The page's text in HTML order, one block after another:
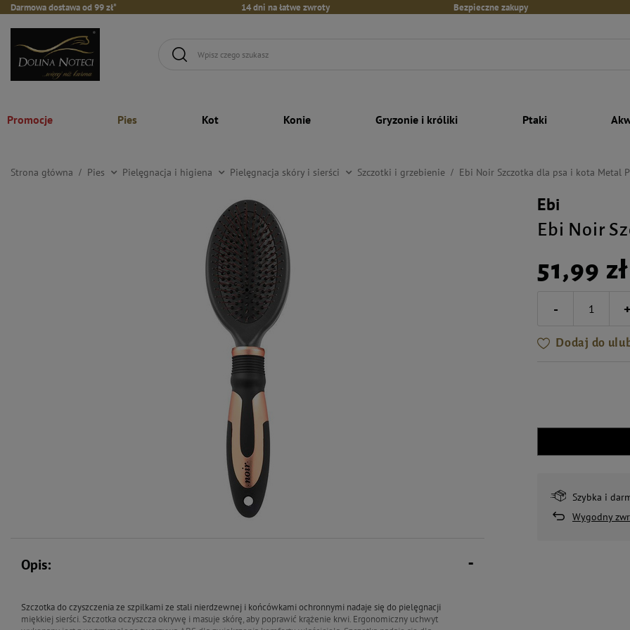
Darmowa dostawa od 99 zł* 14 dni na łatwe zwroty Bezpieczne zakupy
Promocje Pies Kot Konie Gryzonie i króliki Ptaki
Strona główna Pies Pielęgnacja i higiena Pielęgnacja skóry i sierści Szczotki i grzebienie Ebi Noir Szczotka dla psa i kota Metal
Ebi
Ebi Noir
51,99 zł
-
Dodaj do
Szybka i
Wygodny
Opis:
Szczotka do czyszczenia ze szpilkami ze stali nierdzewnej i końcówkami ochronnymi nadaje się do pielęgnacji
miękkiej sierści. Szczotka oczyszcza okrywę i masuje skórę, aby poprawić krążenie krwi. Ergonomiczny uchwyt